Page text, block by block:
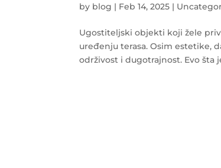
by blog | Feb 14, 2025 |
Ugostiteljski objekti koji žele
uređenju terasa. Osim estetike,
održivost i dugotrajnost. Evo šta